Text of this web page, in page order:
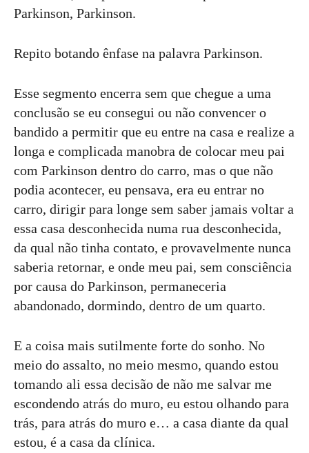
Parkinson, Parkinson.
Repito botando ênfase na palavra Parkinson.
Esse segmento encerra sem que chegue a uma
conclusão se eu consegui ou não convencer o
bandido a permitir que eu entre na casa e realize a
longa e complicada manobra de colocar meu pai
com Parkinson dentro do carro, mas o que não
podia acontecer, eu pensava, era eu entrar no
carro, dirigir para longe sem saber jamais voltar a
essa casa desconhecida numa rua desconhecida,
da qual não tinha contato, e provavelmente nunca
saberia retornar, e onde meu pai, sem consciência
por causa do Parkinson, permaneceria
abandonado, dormindo, dentro de um quarto.
E a coisa mais sutilmente forte do sonho. No
meio do assalto, no meio mesmo, quando estou
tomando ali essa decisão de não me salvar me
escondendo atrás do muro, eu estou olhando para
trás, para atrás do muro e… a casa diante da qual
estou, é a casa da clínica.